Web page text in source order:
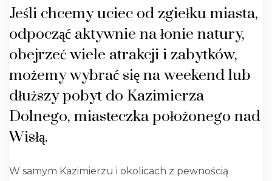
Jeśli chcemy uciec od zgiełku miasta,
odpocząć aktywnie na łonie natury,
obejrzeć wiele atrakcji i zabytków,
możemy wybrać się na weekend lub
dłuższy pobyt do Kazimierza
Dolnego, miasteczka położonego nad
Wisłą.
W samym Kazimierzu i okolicach z pewnością